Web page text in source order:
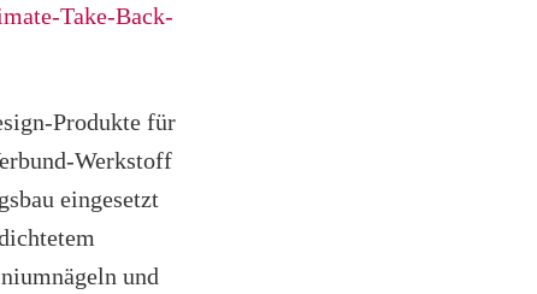
Take-Back-
Produkte für
Werkstoff
eingesetzt
und